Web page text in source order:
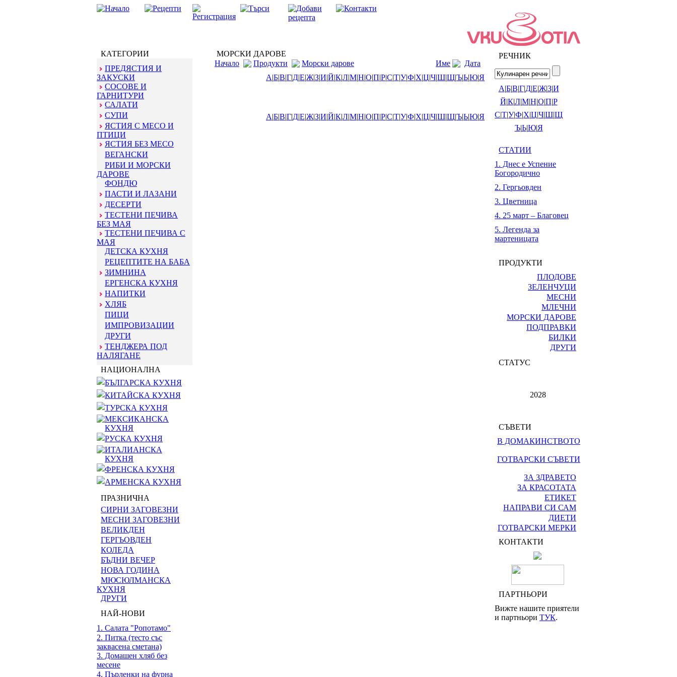
КАТЕГОРИИ
ПРЕДЯСТИЯ И
ЗАКУСКИ
СОСОВЕ И
ГАРНИТУРИ
САЛАТИ
СУПИ
ЯСТИЯ С МЕСО И
ПТИЦИ
ЯСТИЯ БЕЗ МЕСО
ВЕГАНСКИ
РИБИ И МОРСКИ
ДАРОВЕ
ФОНДЮ
ПАСТИ И ЛАЗАНИ
ДЕСЕРТИ
ТЕСТЕНИ ПЕЧИВА
БЕЗ МАЯ
ТЕСТЕНИ ПЕЧИВА С
МАЯ
ДЕТСКА КУХНЯ
РЕЦЕПТИТЕ НА БАБА
ЗИМНИНА
ЕРГЕНСКА КУХНЯ
НАПИТКИ
ХЛЯБ
ПИЦИ
ИМПРОВИЗАЦИИ
ДРУГИ
ТЕНДЖЕРА ПОД
НАЛЯГАНЕ
НАЦИОНАЛНА
БЪЛГАРСКА КУХНЯ
КИТАЙСКА КУХНЯ
ТУРСКА КУХНЯ
МЕКСИКАНСКА
КУХНЯ
РУСКА КУХНЯ
ИТАЛИАНСКА
КУХНЯ
ФРЕНСКА КУХНЯ
АРМЕНСКА КУХНЯ
ПРАЗНИЧНА
СИРНИ ЗАГОВЕЗНИ
МЕСНИ ЗАГОВЕЗНИ
ВЕЛИКДЕН
ГЕРГЬОВДЕН
КОЛЕДА
БЪДНИ ВЕЧЕР
НОВА ГОДИНА
МЮСЮЛМАНСКА
КУХНЯ
ДРУГИ
НАЙ-НОВИ
1. Салата "Ропотамо"
2. Питка (тесто със
заквасена сметана)
3. Домашен хляб без
месене
4. Пърленки на фурна
МОРСКИ ДАРОВЕ
Начало
Продукти Морски дарове Име
Дата
А|Б|В|Г|Д|Е|Ж|З|И|Й|К|Л|М|Н|О|П|Р|С|Т|У|Ф|Х|Ц|Ч|Ш|Щ|Ъ|Ь|Ю|Я
А|Б|В|Г|Д|Е|Ж|З|И|Й|К|Л|М|Н|О|П|Р|С|Т|У|Ф|Х|Ц|Ч|Ш|Щ|Ъ|Ь|Ю|Я
РЕЧНИК
А|Б|В|Г|Д|Е|Ж|З|И
Й|К|Л|М|Н|О|П|Р
С|Т|У|Ф|Х|Ц|Ч|Ш|Щ
Ъ|Ь|Ю|Я
СТАТИИ
1. Днес е Успение
Богородично
2. Гергьовден
3. Цветница
4. 25 март – Благовец
5. Легенда за
мартеницата
ПРОДУКТИ
ПЛОДОВЕ
ЗЕЛЕНЧУЦИ
МЕСНИ
МЛЕЧНИ
МОРСКИ ДАРОВЕ
ПОДПРАВКИ
БИЛКИ
ДРУГИ
СТАТУС
2028
СЪВЕТИ
В ДОМАКИНСТВОТО
ГОТВАРСКИ СЪВЕТИ
ЗА ЗДРАВЕТО
ЗА КРАСОТАТА
ЕТИКЕТ
НАПРАВИ СИ САМ
ДИЕТИ
ГОТВАРСКИ МЕРКИ
КОНТАКТИ
ПАРТНЬОРИ
Вижте нашите приятели
и партньори ТУК.